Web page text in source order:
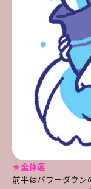
★全体運
前半はパワーダウ